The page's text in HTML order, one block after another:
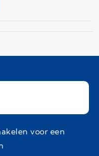
voor een